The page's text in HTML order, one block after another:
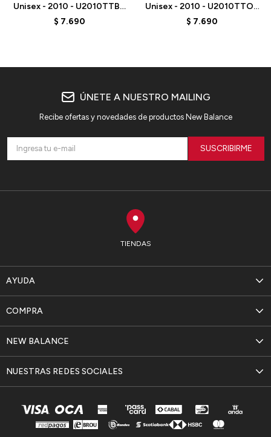
Unisex - 2010 - U2010TTB -
BLACK
$ 7.690
Unisex - 2010 - U2010TTO -
GREY
$ 7.690
TIENDAS
AYUDA
NEW BALANCE
COMPRA
NUESTRAS REDES SOCIALES
ÚNETE A NUESTRO MAILING
Recibe ofertas y novedades de productos New Balance
SUSCRIBIRME